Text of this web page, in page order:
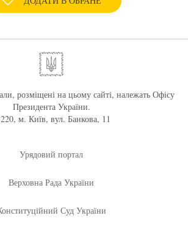
розміщені на цьому сайті, належать Офісу
Президента України.
м. Київ, вул. Банкова, 11
Урядовий портал
Верховна Рада України
Суд України